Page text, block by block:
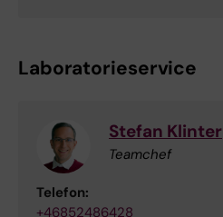
Laboratorieservice
Stefan Klinter
Teamchef
Telefon:
+46852486428